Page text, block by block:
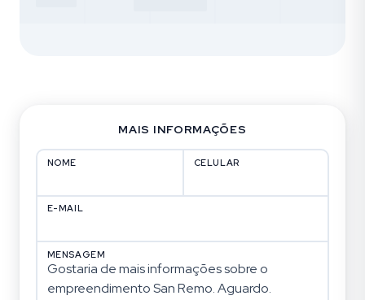
MAIS INFORMAÇÕES
NOME CELULAR
E-MAIL
MENSAGEM